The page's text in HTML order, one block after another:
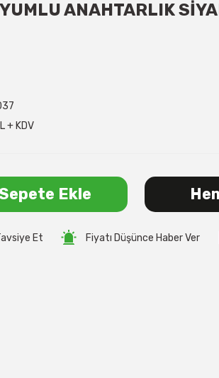
ANAHTARLIK
+ KDV
Ekle
Et Fiyatı Düşünce Haber Ver